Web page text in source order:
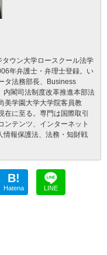
ウン大学ロースクール法学
年弁護士・弁理士登録。い
タ法務部長、Business
閣司法制度改革推進本部法
美学園大学大学院客員教
に至る。専門は国際取引
ンテンツ、インターネット
情報保護法、法務・知財戦
B!
Hatena LINE